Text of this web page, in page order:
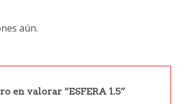
aún.
en valorar “ESFERA 1.5”